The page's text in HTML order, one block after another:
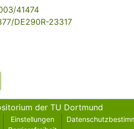
41474
DE290R-23317
der TU Dortmund
Einstellungen